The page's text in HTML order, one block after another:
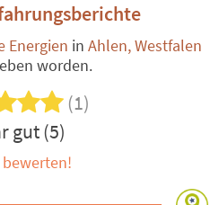
Energien in Ahlen, Westfalen
worden.
(1)
gut (5)